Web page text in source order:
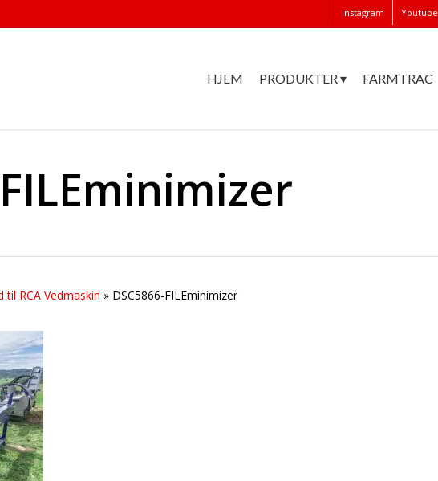
Instagram Youtube
HJEM PRODUKTER ▾ FARMTRAC
til RCA Vedmaskin » DSC5866-FILEminimizer